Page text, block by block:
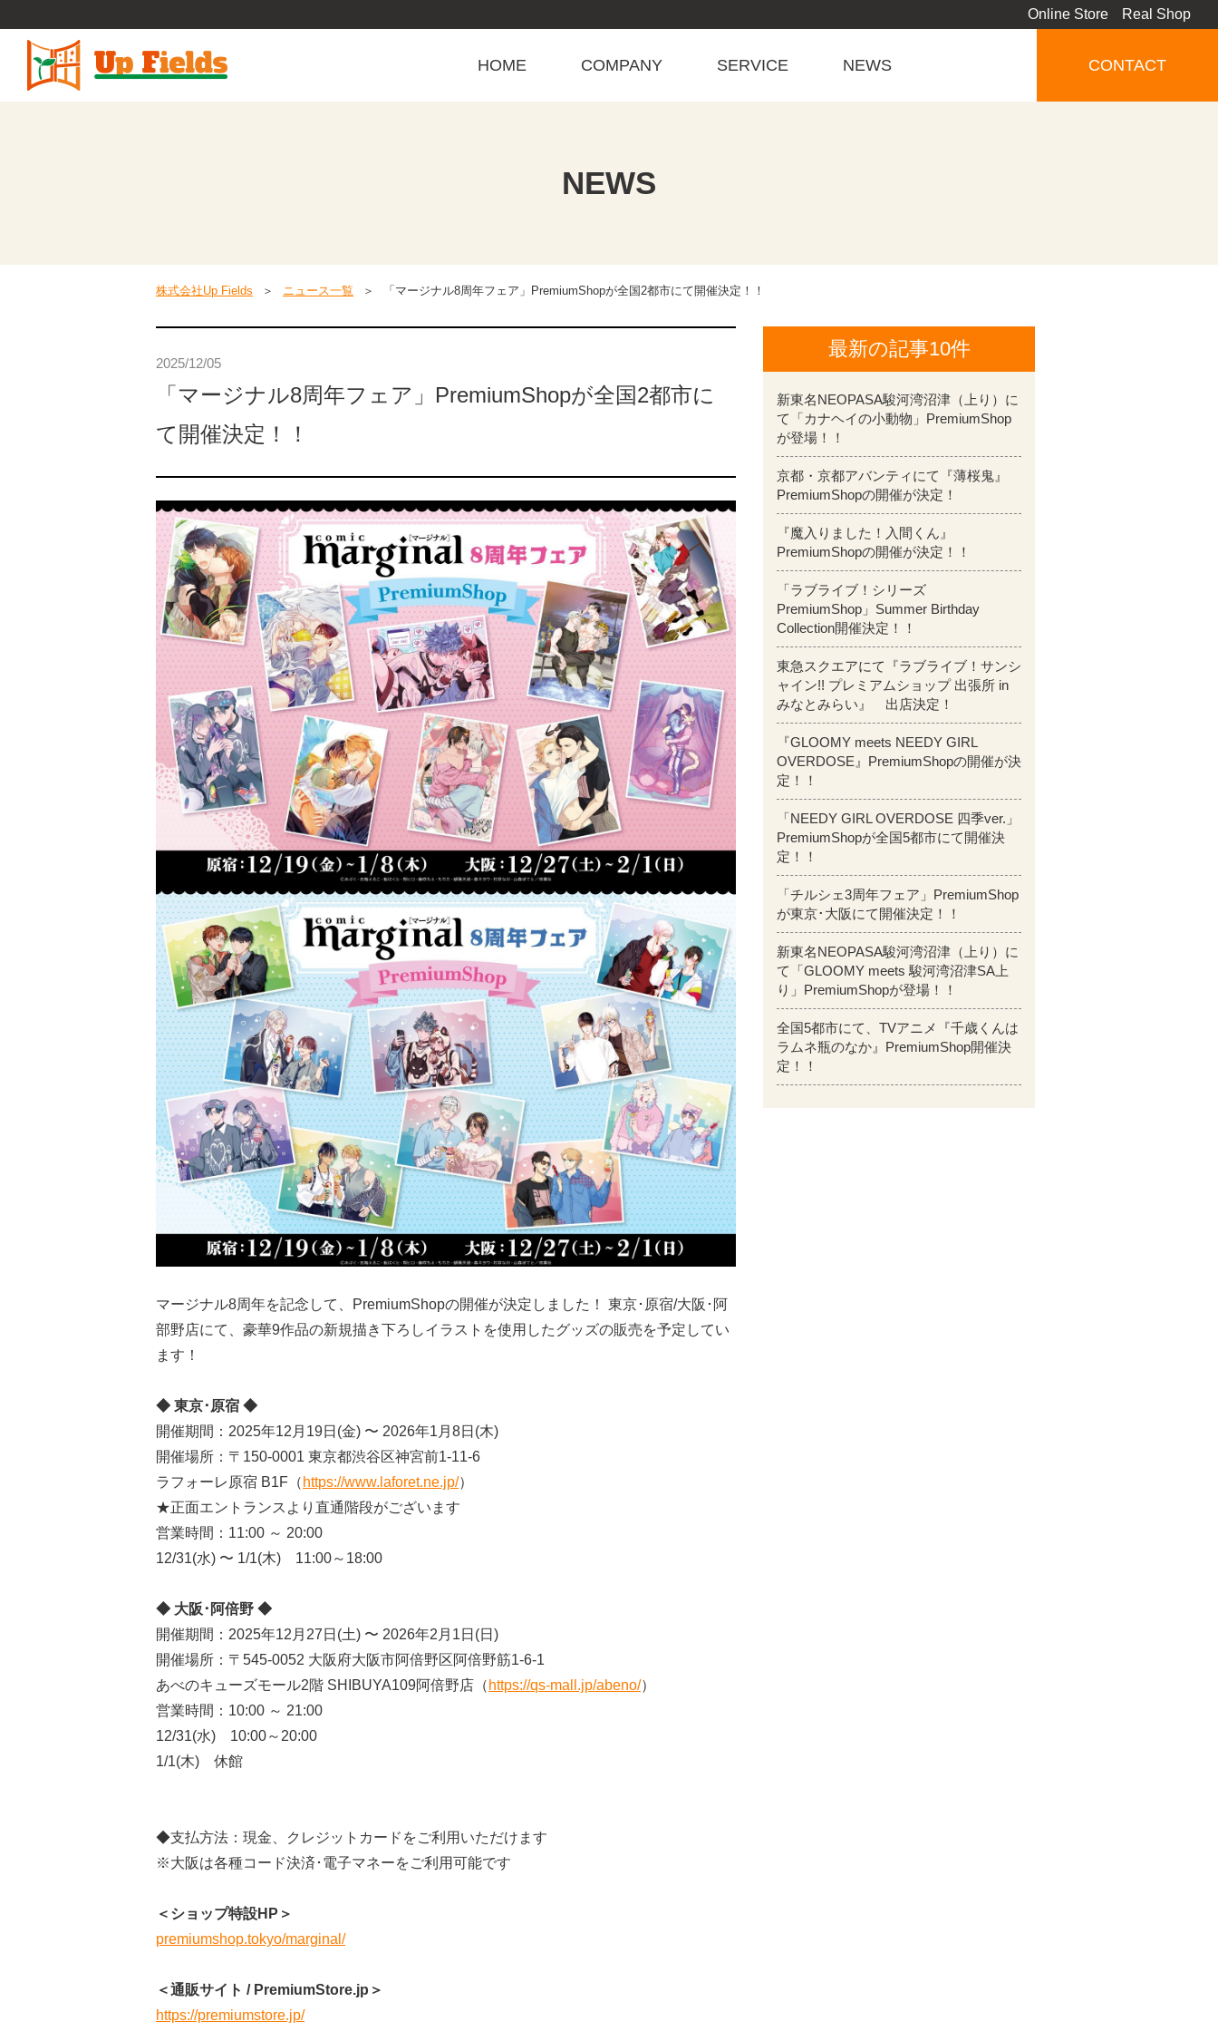
Online Store Real Shop
HOME COMPANY SERVICE NEWS CONTACT
NEWS
株式会社Up Fields ニュース一覧 「マージナル8周年フェア」PremiumShopが全国2都市にて開催決定！！
2025/12/05
「マージナル8周年フェア」PremiumShopが全国2都市に
て開催決定！！
マージナル8周年を記念して、PremiumShopの開催が決定しました！ 東京･原宿/大阪･阿
部野店にて、豪華9作品の新規描き下ろしイラストを使用したグッズの販売を予定してい
ます！
◆ 東京･原宿 ◆
開催期間：2025年12月19日(金) 〜 2026年1月8日(木)
開催場所：〒150-0001 東京都渋谷区神宮前1-11-6
ラフォーレ原宿 B1F（ https://www.laforet.ne.jp/）
★正面エントランスより直通階段がございます
営業時間：11:00 ～ 20:00
12/31(水) 〜 1/1(木) 11:00～18:00
◆ 大阪･阿倍野 ◆
開催期間：2025年12月27日(土) 〜 2026年2月1日(日)
開催場所：〒545-0052 大阪府大阪市阿倍野区阿倍野筋1-6-1
あべのキューズモール2階 SHIBUYA109阿倍野店（ https://qs-mall.jp/abeno/）
営業時間：10:00 ～ 21:00
12/31(水) 10:00～20:00
1/1(木) 休館
◆支払方法：現金、クレジットカードをご利用いただけます
※大阪は各種コード決済･電子マネーをご利用可能です
＜ショップ特設HP＞
premiumshop.tokyo/marginal/
＜通販サイト / PremiumStore.jp＞
https://premiumstore.jp/
最新の記事10件
新東名NEOPASA駿河湾沼津（上り）に
て「カナヘイの小動物」PremiumShop
が登場！！
京都・京都アバンティにて『薄桜鬼』
PremiumShopの開催が決定！
『魔入りました！入間くん』
PremiumShopの開催が決定！！
「ラブライブ！シリーズ
PremiumShop」Summer Birthday
Collection開催決定！！
東急スクエアにて『ラブライブ！サンシ
ャイン!! プレミアムショップ 出張所 in
みなとみらい』 出店決定！
『GLOOMY meets NEEDY GIRL
OVERDOSE』PremiumShopの開催が決
定！！
「NEEDY GIRL OVERDOSE 四季ver.」
PremiumShopが全国5都市にて開催決
定！！
「チルシェ3周年フェア」PremiumShop
が東京･大阪にて開催決定！！
新東名NEOPASA駿河湾沼津（上り）に
て「GLOOMY meets 駿河湾沼津SA上
り」PremiumShopが登場！！
全国5都市にて、TVアニメ『千歳くんは
ラムネ瓶のなか』PremiumShop開催決
定！！